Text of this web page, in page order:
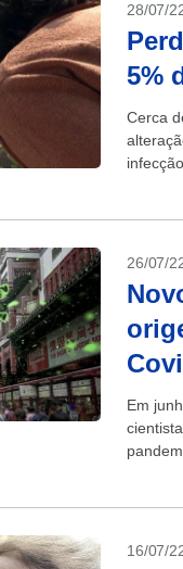
28/07/
5%
Cerca
26/07/
Em
16/07/